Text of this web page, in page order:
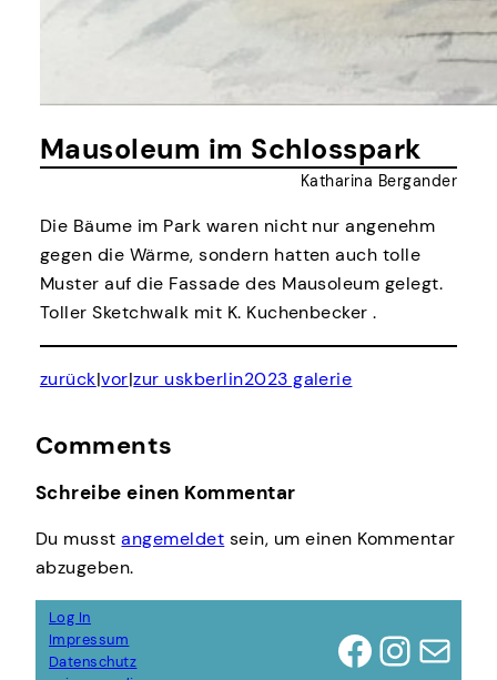
Mausoleum im Schlosspark
Katharina Bergander
Die Bäume im Park waren nicht nur angenehm
gegen die Wärme, sondern hatten auch tolle
Muster auf die Fassade des Mausoleum gelegt.
Toller Sketchwalk mit K. Kuchenbecker .
zurück|vor|zur uskberlin2023 galerie
Comments
Schreibe einen Kommentar
Du musstangemeldet sein, um einen Kommentar
abzugeben.
Log In
Impressum
Datenschutz
Facebook InstagramE-Mail